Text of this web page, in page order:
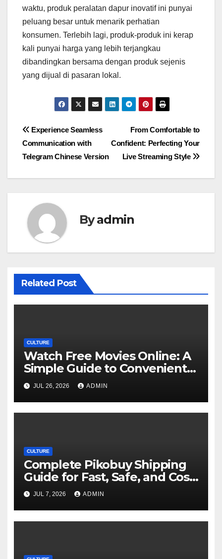
waktu, produk peralatan dapur inovatif ini punyai
peluang besar untuk menarik perhatian
konsumen. Terlebih lagi, produk-produk ini kerap
kali punyai harga yang lebih terjangkau
dibandingkan bersama dengan produk sejenis
yang dijual di pasaran lokal.
Post
navigation
From Comfortable to
Confident: Perfecting Your
Live Streaming Style
Experience Seamless
Communication with
Telegram Chinese Version
Byadmin
Related Post
CULTURE
Watch Free Movies Online: A
Simple Guide to Convenient
Movie Streaming Options
JUL 26, 2026 ADMIN
CULTURE
Complete Pikobuy Shipping
Guide for Fast, Safe, and Cost-
Effective Delivery
JUL 7, 2026 ADMIN